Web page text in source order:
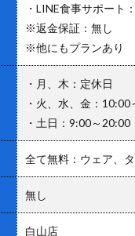
・LINE食事サポート
※返金保証：無し
※他にもプランあり
・月、木：定休日
・火、水、金：10:00
・土日：9:00～20:00
全て無料：ウェア、
無し
白山店